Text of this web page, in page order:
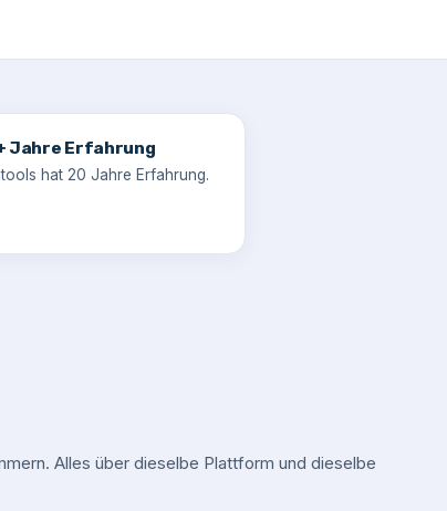
Jahre Erfahrung
hat 20 Jahre Erfahrung.
Alles über dieselbe Plattform und dieselbe